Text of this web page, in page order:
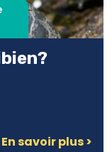
En savoir plus